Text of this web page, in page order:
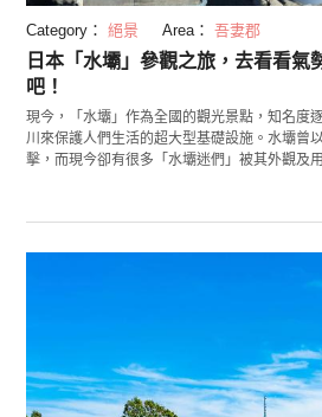
Category： 絕景 Area： 吾妻郡
日本「水壩」參觀之旅，去看看氣
吧！
現今，「水壩」作為全國的觀光景點，知名度
川來保護人們生活的超大型基礎設施。水壩曾
擊，而現今卻有很多「水壩迷們」被其外觀及